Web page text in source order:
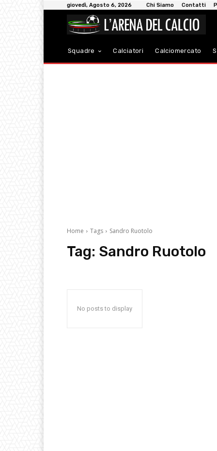
giovedì, Agosto 6, 2026 Chi Siamo Contatti
Squadre Calciatori Calciomercato
Home Tags Sandro Ruotolo
Tag: Sandro Ruotolo
No posts to display